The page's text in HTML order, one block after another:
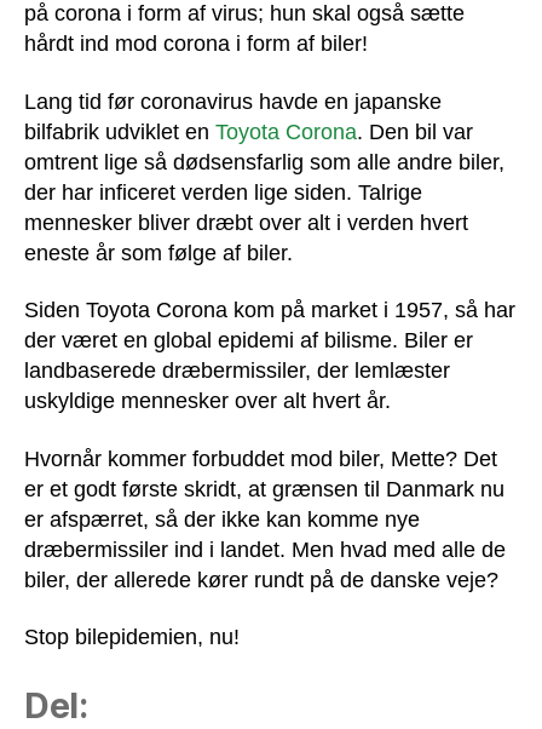
på corona i form af virus; hun skal også sætte
hårdt ind mod corona i form af biler!
Lang tid før coronavirus havde en japanske
bilfabrik udviklet en Toyota Corona. Den bil var
omtrent lige så dødsensfarlig som alle andre biler,
der har inficeret verden lige siden. Talrige
mennesker bliver dræbt over alt i verden hvert
eneste år som følge af biler.
Siden Toyota Corona kom på market i 1957, så har
der været en global epidemi af bilisme. Biler er
landbaserede dræbermissiler, der lemlæster
uskyldige mennesker over alt hvert år.
Hvornår kommer forbuddet mod biler, Mette? Det
er et godt første skridt, at grænsen til Danmark nu
er afspærret, så der ikke kan komme nye
dræbermissiler ind i landet. Men hvad med alle de
biler, der allerede kører rundt på de danske veje?
Stop bilepidemien, nu!
Del: